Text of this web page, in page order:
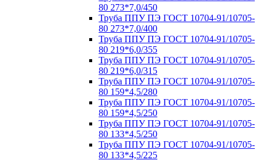
80 273*7,0/450
Труба ППУ ПЭ ГОСТ 10704-91/10705-
80 273*7,0/400
Труба ППУ ПЭ ГОСТ 10704-91/10705-
80 219*6,0/355
Труба ППУ ПЭ ГОСТ 10704-91/10705-
80 219*6,0/315
Труба ППУ ПЭ ГОСТ 10704-91/10705-
80 159*4,5/280
Труба ППУ ПЭ ГОСТ 10704-91/10705-
80 159*4,5/250
Труба ППУ ПЭ ГОСТ 10704-91/10705-
80 133*4,5/250
Труба ППУ ПЭ ГОСТ 10704-91/10705-
80 133*4,5/225